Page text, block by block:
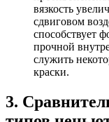
вязкость
сдвиговом
способствует
прочной
служить
краски.
3.